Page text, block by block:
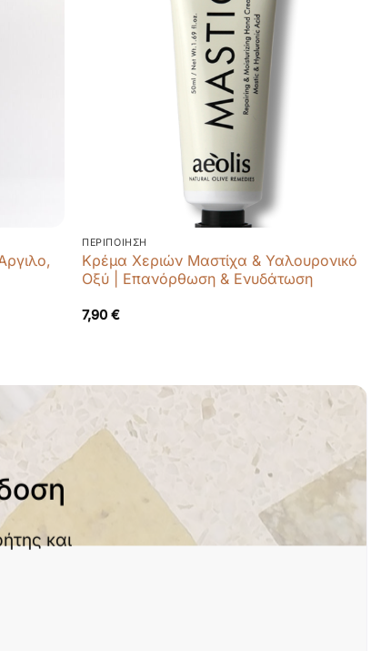
ΠΕΡΙΠΟΊΗΣΗ
Κρέμα Χεριών Μαστίχα & Υαλουρονικό
Οξύ | Επανόρθωση & Ενυδάτωση
7,90€
και